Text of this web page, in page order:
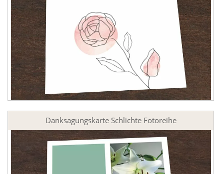
Danksagungskarte Schlichte Fotoreihe